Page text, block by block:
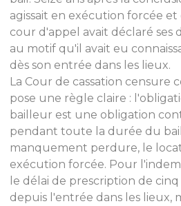
agissait en exécution forcée et
cour d'appel avait déclaré ses
au motif qu'il avait eu
dès son entrée dans les lieux.
La Cour de cassation censure
pose une règle claire :
bailleur est une obligation
pendant toute la durée du
manquement perdure, le
exécution forcée. Pour
le délai de prescription de
depuis l'entrée dans les lieux,